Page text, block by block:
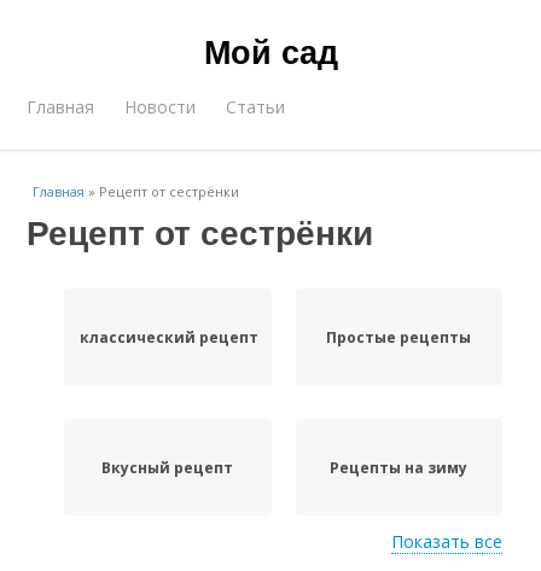
Мой сад
Главная Новости Статьи
Главная » Рецепт от сестрёнки
Рецепт от сестрёнки
классический рецепт Простые рецепты
Вкусный рецепт Рецепты на зиму
Показать все